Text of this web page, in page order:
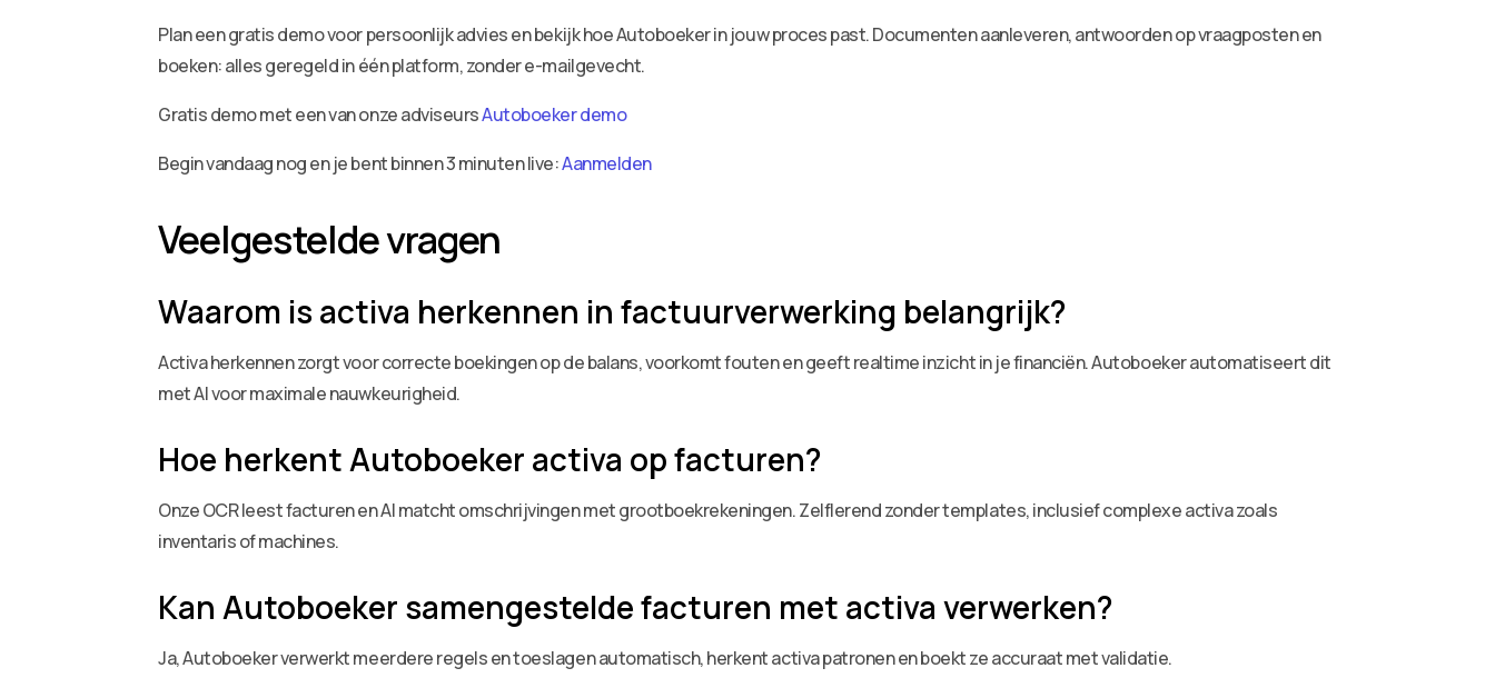
Plan een gratis demo voor persoonlijk advies en bekijk hoe Autoboeker in jouw proces past. Documenten aanleveren, antwoorden op vraagposten en
boeken: alles geregeld in één platform, zonder e-mailgevecht.
Gratis demo met een van onze adviseursAutoboeker demo
Begin vandaag nog en je bent binnen 3 minuten live:Aanmelden
Veelgestelde vragen
Waarom is activa herkennen in factuurverwerking belangrijk?
Activa herkennen zorgt voor correcte boekingen op de balans, voorkomt fouten en geeft realtime inzicht in je financiën. Autoboeker automatiseert dit
met AI voor maximale nauwkeurigheid.
Hoe herkent Autoboeker activa op facturen?
Onze OCR leest facturen en AI matcht omschrijvingen met grootboekrekeningen. Zelflerend zonder templates, inclusief complexe activa zoals
inventaris of machines.
Kan Autoboeker samengestelde facturen met activa verwerken?
Ja, Autoboeker verwerkt meerdere regels en toeslagen automatisch, herkent activa patronen en boekt ze accuraat met validatie.